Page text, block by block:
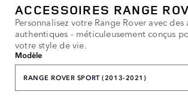
ACCESSOIRES RANGE
Personnalisez votre Range Rover avec des
authentiques - méticuleusement conçus
votre style de vie.
Modèle
RANGE ROVER SPORT (2013-2021)